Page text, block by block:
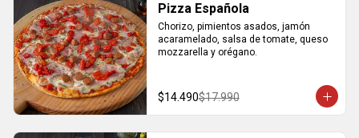
Pizza Española
Chorizo, pimientos asados, jamón
acaramelado, salsa de tomate, queso
mozzarella y orégano.
$14.490$17.990